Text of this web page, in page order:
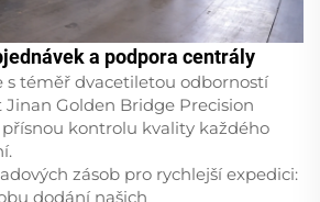
a podpora centrály
s téměř dvacetiletou odborností
Jinan Golden Bridge Precision
přísnou kontrolu kvality každého
zásob pro rychlejší expedici:
dodání našich